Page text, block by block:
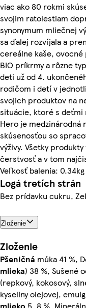
viac ako 80 rokmi
svojim ratolestiam
synonymum mliečnej
sa ďalej rozvíjala a
cereálne kaše,
BIO príkrmy a rôzne
deti už od 4.
rodičom i detí v
svojich produktov na
situácie, ktoré s deťmi
Hero je medzinárodná
skúsenosťou so
výživy. Všetky
čerstvosť a v tom
Veľkosť balenia: 0.34kg
Logá tretích strán
Bez prídavku cukru,
Zloženie
Zloženie
Pšeničná múka 41 %,
mlieka) 38 %, Sušené
(repkový, kokosový,
kyseliny olejovej,
mlieko 5, 8 %,